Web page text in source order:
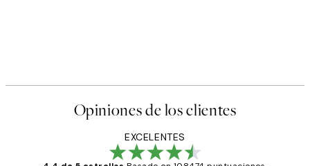
Opiniones de los clientes
EXCELENTES